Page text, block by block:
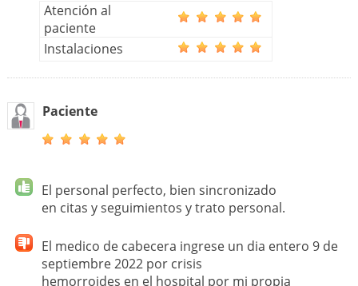
Atención al
paciente
Instalaciones
Paciente
El personal perfecto, bien sincronizado
en citas y seguimientos y trato personal.
El medico de cabecera ingrese un dia entero 9 de
septiembre 2022 por crisis
hemorroides en el hospital por mi propia